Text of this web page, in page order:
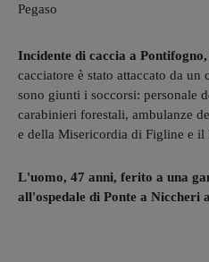
Pegaso
Incidente di caccia a
cacciatore è stato attaccato da
sono giunti i soccorsi: personale
carabinieri forestali, ambulanze
e della Misericordia di Figline e il
L'uomo, 47 anni, ferito a una
all'ospedale di Ponte a Niccheri